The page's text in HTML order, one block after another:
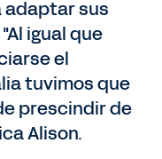
adaptar sus
igual que
el
tuvimos que
prescindir de
Alison.